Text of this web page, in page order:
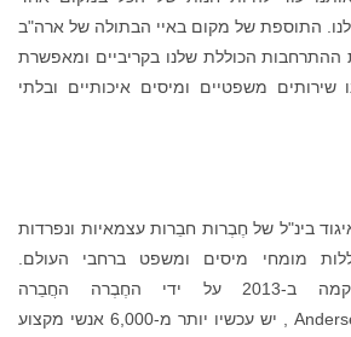
התוספת של מקום באיי הבתולה של ארה"ב
הכוללת שלנו בקריביים ומאפשרת
שירותים משפטיים ומיסים איכותיים ובלתי
בינ"ל של חֶבְרות חבֵרות עצמאיות ונפרדות
מומחי מיסים ומשפט ברחבי העולם.
לאנדרסן גלובל, שהוקמה ב-2013 על ידי החֶבְרה החֲבֵרה
האמריקנית Andersen Tax LLC , יש עכשיו יותר מ-6,000 אנשי מקצוע